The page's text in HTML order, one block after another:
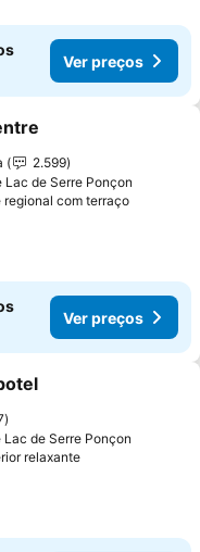
Ver preços
aos favoritos
2.599
Lac de Serre Ponçon
regional com terraço
Ver preços
aos favoritos
Lac de Serre Ponçon
relaxanteVer preços